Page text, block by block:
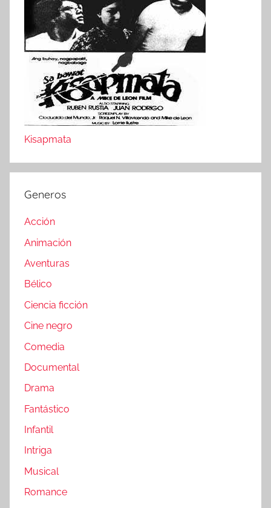
Kisapmata
Generos
Acción
Animación
Aventuras
Bélico
Ciencia ficción
Cine negro
Comedia
Documental
Drama
Fantástico
Infantil
Intriga
Musical
Romance